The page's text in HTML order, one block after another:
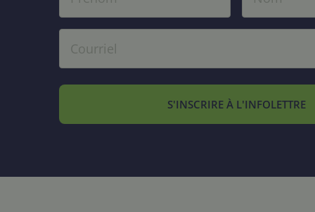
S'INSCRIRE À L'INFOLETTRE